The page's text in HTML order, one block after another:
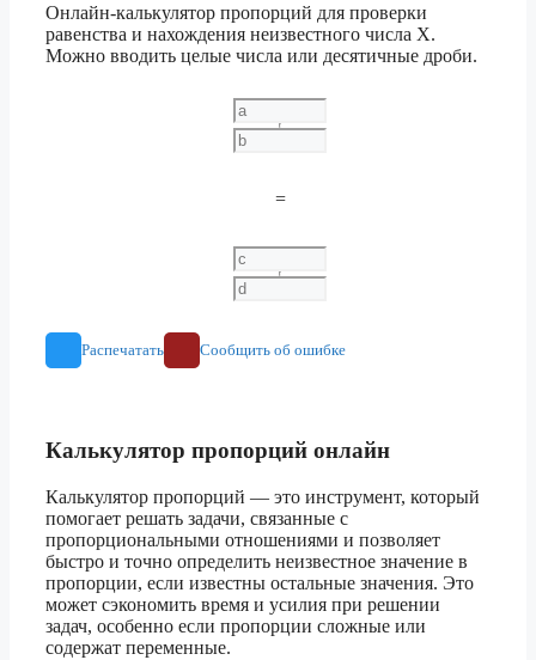
Онлайн-калькулятор пропорций для проверки
равенства и нахождения неизвестного числа X.
Можно вводить целые числа или десятичные дроби.
=
Распечатать Сообщить об ошибке
Калькулятор пропорций онлайн
Калькулятор пропорций — это инструмент, который
помогает решать задачи, связанные с
пропорциональными отношениями и позволяет
быстро и точно определить неизвестное значение в
пропорции, если известны остальные значения. Это
может сэкономить время и усилия при решении
задач, особенно если пропорции сложные или
содержат переменные.